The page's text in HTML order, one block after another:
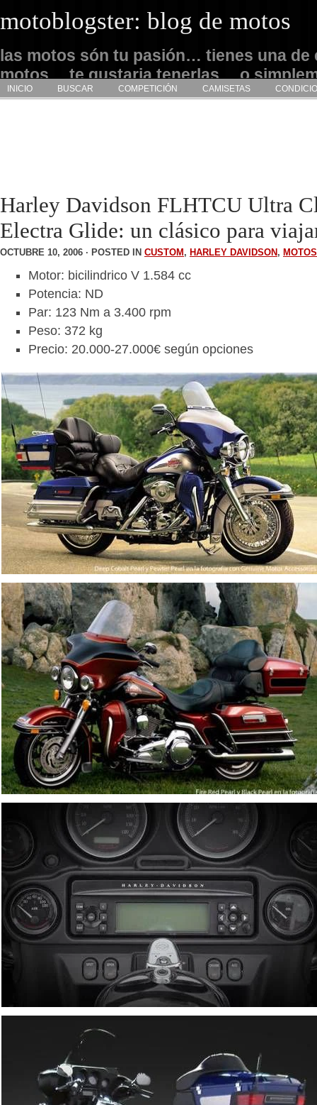
motoblogster: blog de motos
las motos són tu pasión… tienes una de
motos… te gustaria tenerlas… o
admirarlas… este es tu sitio
INICIO BUSCAR COMPETICIÓN CAMISETAS
Harley Davidson FLHTCU Ultra
Electra Glide: un clásico para
OCTUBRE 10, 2006 · POSTED IN CUSTOM , HARLEY DAVIDSON , MOTOS
Motor: bicilindrico V 1.584 cc
Potencia: ND
Par: 123 Nm a 3.400 rpm
Peso: 372 kg
Precio: 20.000-27.000€ según opciones